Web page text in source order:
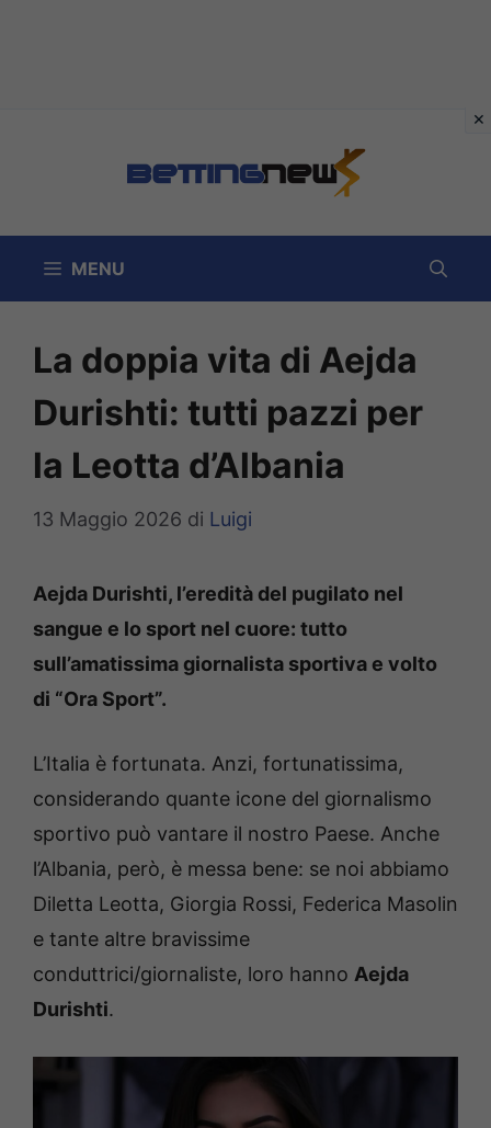
MENU
La doppia vita di Aejda
Durishti: tutti pazzi per
la Leotta d’Albania
13 Maggio 2026 di Luigi
Aejda Durishti, l’eredità del pugilato nel
sangue e lo sport nel cuore: tutto
sull’amatissima giornalista sportiva e volto
di “Ora Sport”.
L’Italia è fortunata. Anzi, fortunatissima,
considerando quante icone del giornalismo
sportivo può vantare il nostro Paese. Anche
l’Albania, però, è messa bene: se noi abbiamo
Diletta Leotta, Giorgia Rossi, Federica Masolin
e tante altre bravissime
conduttrici/giornaliste, loro hanno Aejda
Durishti.